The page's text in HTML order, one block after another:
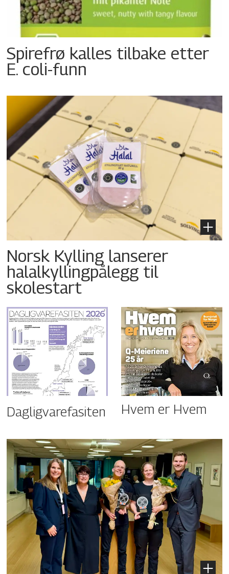
Spirefrø kalles tilbake etter
E. coli-funn
Norsk Kylling lanserer
halalkyllingpålegg til
skolestart
Dagligvarefasiten Hvem er Hvem